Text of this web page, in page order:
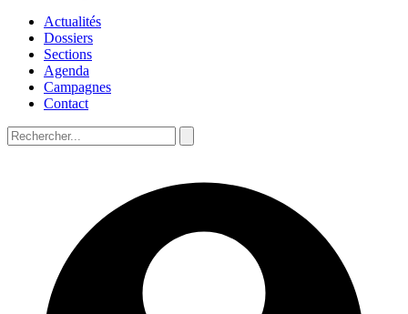
Actualités
Dossiers
Sections
Agenda
Campagnes
Contact